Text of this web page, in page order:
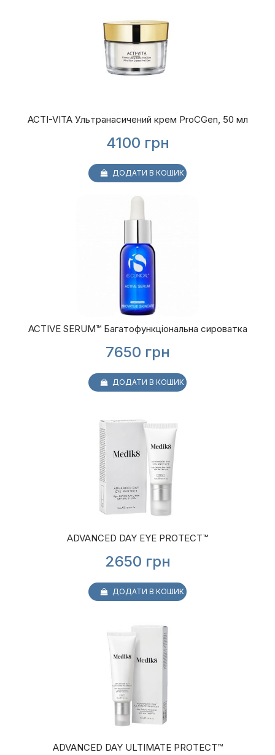
ДОДАТИ В КОШИК
ACTI-VITA Ультранасичений крем ProCGen, 50 мл
4100 грн
ДОДАТИ В КОШИК
ACTIVE SERUM™ Багатофункціональна сироватка
7650 грн
ДОДАТИ В КОШИК
ADVANCED DAY EYE PROTECT™
2650 грн
ADVANCED DAY ULTIMATE PROTECT™